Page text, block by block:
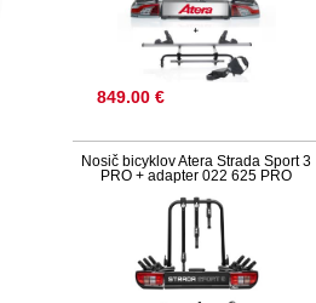
849.00 €
Nosič bicyklov Atera Strada Sport 3
PRO + adapter 022 625 PRO